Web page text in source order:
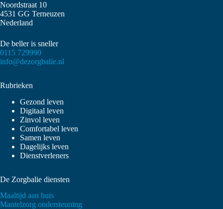
Noordstraat 10
4531 GG Terneuzen
Nederland
De beller is sneller
0115 729990
info@dezorgbalie.nl
Rubrieken
Gezond leven
Digitaal leven
Zinvol leven
Comfortabel leven
Samen leven
Dagelijks leven
Dienstverleners
De Zorgbalie diensten
Maaltijd aan huis
Mantelzorg ondersteuning